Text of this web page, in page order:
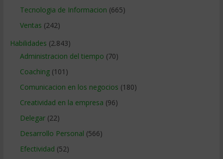
Tecnologia de Informacion (665)
Ventas (242)
Habilidades (2.843)
Administracion del tiempo (70)
Coaching(101)
Comunicacion en los negocios (180)
Creatividad en la empresa (96)
Delegar(22)
Desarrollo Personal (566)
Efectividad (52)